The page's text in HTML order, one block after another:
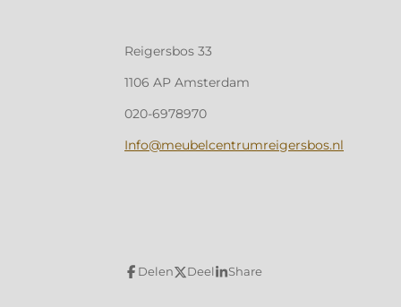
Reigersbos 33
1106 AP Amsterdam
020-6978970
Info@meubelcentrumreigersbos.nl
Delen Deel Share